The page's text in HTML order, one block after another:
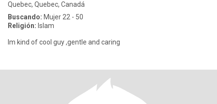
Quebec, Quebec, Canadá
Buscando: Mujer 22 - 50
Religión: Islam
Im kind of cool guy ,gentle and caring